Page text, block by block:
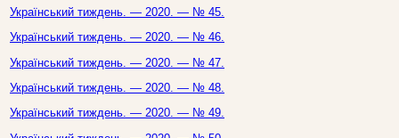
Український тиждень. — 2020. — № 45.
Український тиждень. — 2020. — № 46.
Український тиждень. — 2020. — № 47.
Український тиждень. — 2020. — № 48.
Український тиждень. — 2020. — № 49.